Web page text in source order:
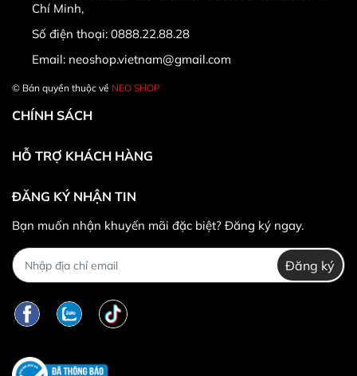
Trường hợp không được đổi trả hàng:
Chí Minh,
Số điện thoại: 0888.22.88.28
Email: neoshop.vietnam@gmail.com
© Bản quyền thuộc về NEO SHOP
CHÍNH SÁCH
HỖ TRỢ KHÁCH HÀNG
ĐĂNG KÝ NHẬN TIN
Bạn muốn nhận khuyến mãi đặc biệt? Đăng ký ngay.
Đăng ký